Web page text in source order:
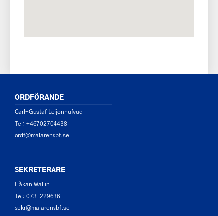
ORDFÖRANDE
Carl-Gustaf Leijonhufvud
Tel: +46702704438
ordf@malarensbf.se
SEKRETERARE
Håkan Wallin
Tel: 073-229636
sekr@malarensbf.se